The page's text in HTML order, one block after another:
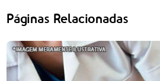
Páginas Relacionadas